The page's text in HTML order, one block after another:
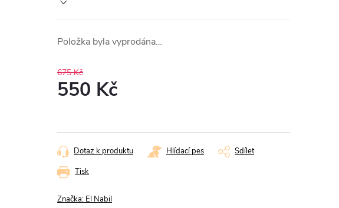
Položka byla vyprodána…
675 Kč
550 Kč
Tisk
Dotaz k produktu Hlídací pes Sdílet
Značka: El Nabil